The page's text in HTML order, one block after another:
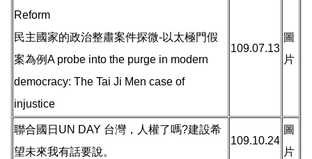
Reform
民主國家的政治整肅案件探微-以太極門假
案為例A probe into the purge in modern
democracy: The Tai Ji Men case of
injustice
109.07.13
圖
片
聯合國日UN DAY 台灣，人權了嗎?建設希
望未來我有話要說。
109.10.24
圖
片